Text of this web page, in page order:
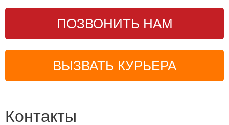
ПОЗВОНИТЬ НАМ
ВЫЗВАТЬ КУРЬЕРА
Контакты